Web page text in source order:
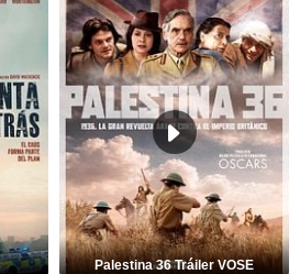
Palestina 36 Tráiler VOSE